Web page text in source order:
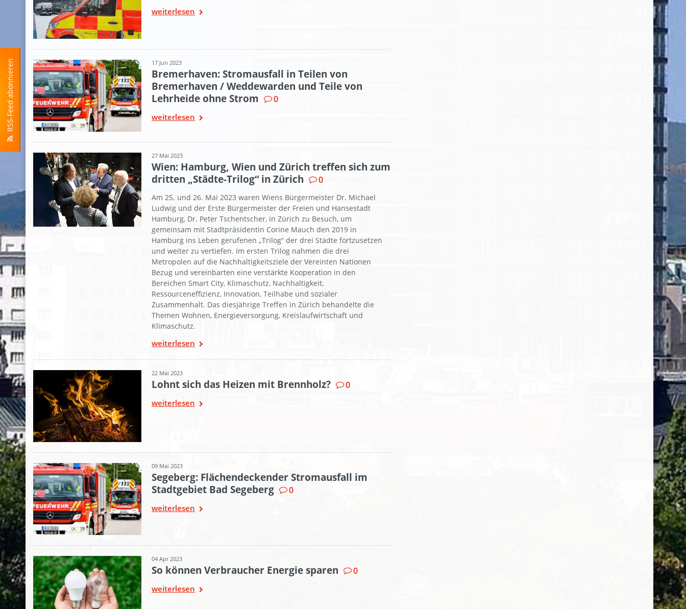
RSS-Feed abonnieren
weiterlesen
17 Jun 2023
Bremerhaven: Stromausfall in Teilen von
Bremerhaven / Weddewarden und Teile von
Lehrheide ohne Strom
0
weiterlesen
27 Mai 2023
Wien: Hamburg, Wien und Zürich treffen sich zum
dritten „Städte-Trilog“ in Zürich
0
Am 25. und 26. Mai 2023 waren Wiens Bürgermeister Dr. Michael
Ludwig und der Erste Bürgermeister der Freien und Hansestadt
Hamburg, Dr. Peter Tschentscher, in Zürich zu Besuch, um
gemeinsam mit Stadtpräsidentin Corine Mauch den 2019 in
Hamburg ins Leben gerufenen „Trilog“ der drei Städte fortzusetzen
und weiter zu vertiefen. Im ersten Trilog nahmen die drei
Metropolen auf die Nachhaltigkeitsziele der Vereinten Nationen
Bezug und vereinbarten eine verstärkte Kooperation in den
Bereichen Smart City, Klimaschutz, Nachhaltigkeit,
Ressourceneffizienz, Innovation, Teilhabe und sozialer
Zusammenhalt. Das diesjährige Treffen in Zürich behandelte die
Themen Wohnen, Energieversorgung, Kreislaufwirtschaft und
Klimaschutz.
weiterlesen
22 Mai 2023
Lohnt sich das Heizen mit Brennholz? 0
weiterlesen
09 Mai 2023
Segeberg: Flächendeckender Stromausfall im
Stadtgebiet Bad Segeberg
0
weiterlesen
04 Apr 2023
So können Verbraucher Energie sparen 0
weiterlesen